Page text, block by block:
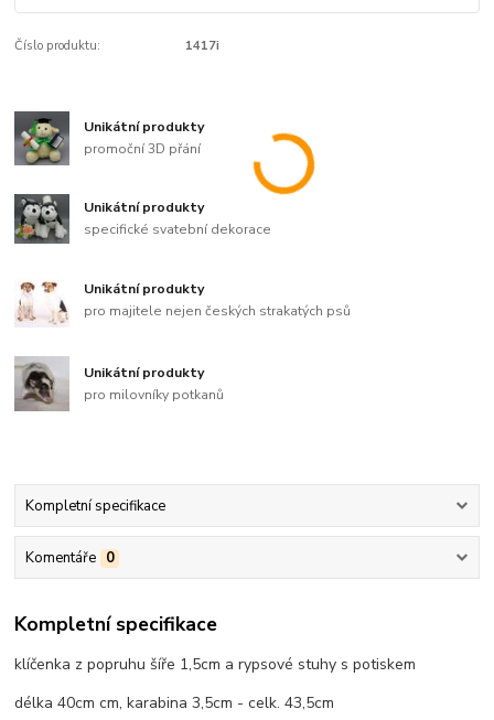
Číslo produktu: 1417i
Unikátní produkty
promoční 3D přání
Unikátní produkty
specifické svatební dekorace
Unikátní produkty
pro majitele nejen českých strakatých psů
Unikátní produkty
pro milovníky potkanů
Kompletní specifikace
Komentáře 0
Kompletní specifikace
klíčenka z popruhu šíře 1,5cm a rypsové stuhy s potiskem
délka 40cm cm, karabina 3,5cm - celk. 43,5cm